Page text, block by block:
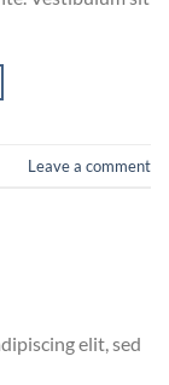
Leave a comment
elit, sed